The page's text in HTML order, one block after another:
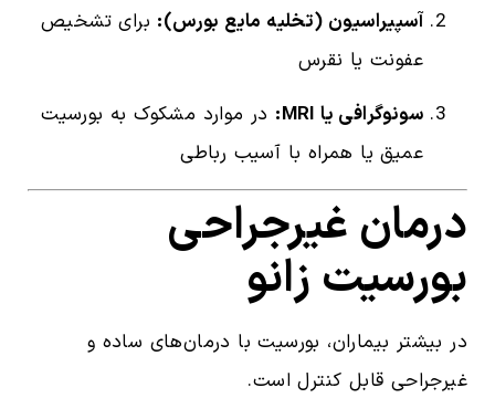
آسپیراسیون (تخلیه مایع بورس): برای تشخیص
عفونت یا نقرس
سونوگرافی یا MRI:
در موارد مشکوک به بورسیت
عمیق یا همراه با آسیب رباطی
درمان غیرجراحی
بورسیت زانو
در بیشتر بیماران، بورسیت با درمان‌های ساده و
غیرجراحی قابل کنترل است.